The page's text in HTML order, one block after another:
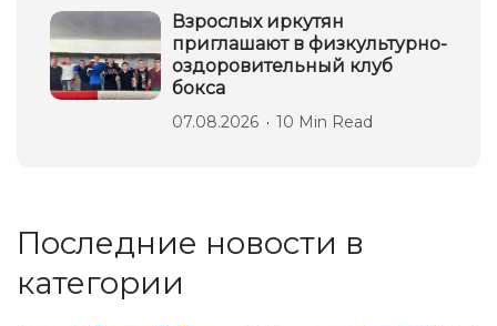
Взрослых иркутян
приглашают в физкультурно-
оздоровительный клуб
бокса
07.08.2026 10 Min Read
Последние новости в
категории